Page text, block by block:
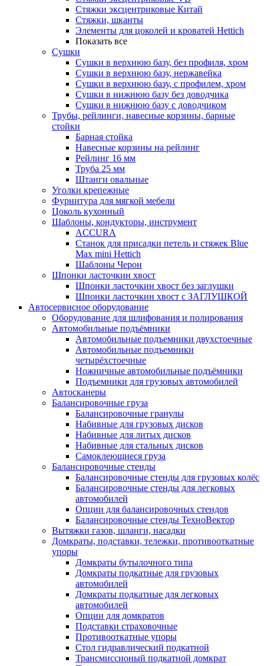
Стяжки эксцентриковые Китай
Стяжки, шканты
Элементы для цоколей и кроватей Hettich
Показать все
Сушки
Сушки в верхнюю базу, без профиля, хром
Сушки в верхнюю базу, нержавейка
Сушки в верхнюю базу, с профилем, хром
Сушки в нижнюю базу без доводчика
Сушки в нижнюю базу с доводчиком
Трубы, рейлинги, навесные корзины, барные
стойки
Барная стойка
Навесные корзины на рейлинг
Рейлинг 16 мм
Труба 25 мм
Штанги овальные
Уголки крепежные
Фурнитура для мягкой мебели
Цоколь кухонный
Шаблоны, кондукторы, инструмент
ACCURA
Станок для присадки петель и стяжек Blue
Max mini Hettich
Шаблоны Черон
Шпонки ласточкин хвост
Шпонки ласточкин хвост без заглушки
Шпонки ласточкин хвост с ЗАГЛУШКОЙ
Автосервисное оборудование
Оборудование для шлифования и полирования
Автомобильные подъёмники
Автомобильные подъемники двухстоечные
Автомобильные подъемники
четырёхстоечные
Ножничные автомобильные подъёмники
Подъемники для грузовых автомобилей
Автосканеры
Балансировочные груза
Балансировочные гранулы
Набивные для грузовых дисков
Набивные для литых дисков
Набивные для стальных дисков
Самоклеющиеся груза
Балансировочные стенды
Балансировочные стенды для грузовых колёс
Балансировочные стенды для легковых
автомобилей
Опции для балансировочных стендов
Балансировочные стенды ТехноВектор
Вытяжки газов, шланги, насадки
Домкраты, подставки, тележки, противооткатные
упоры
Домкраты бутылочного типа
Домкраты подкатные для грузовых
автомобилей
Домкраты подкатные для легковых
автомобилей
Опции для домкратов
Подставки страховочные
Противооткатные упоры
Стол гидравлический подкатной
Трансмиссионый подкатной домкрат